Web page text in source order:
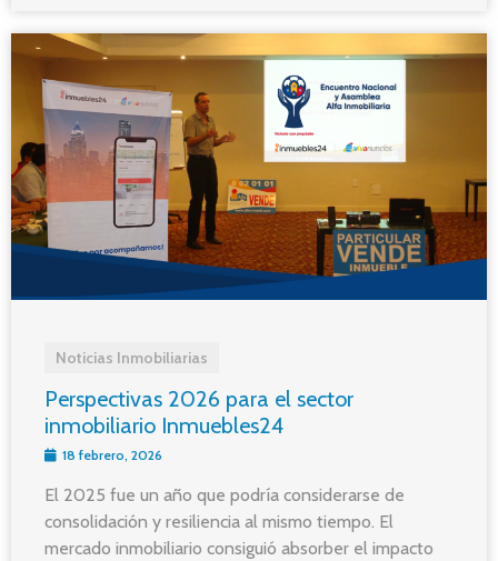
Noticias Inmobiliarias
Perspectivas 2026 para el sector
inmobiliario Inmuebles24
18 febrero, 2026
El 2025 fue un año que podría considerarse de
consolidación y resiliencia al mismo tiempo. El
mercado inmobiliario consiguió absorber el impacto